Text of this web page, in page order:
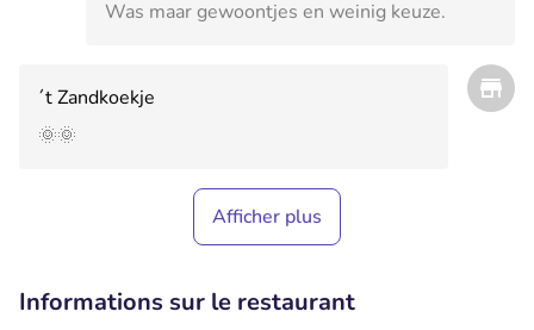
Was maar gewoontjes en weinig keuze.
´t Zandkoekje
🌞🌞
Afficher plus
Informations sur le restaurant